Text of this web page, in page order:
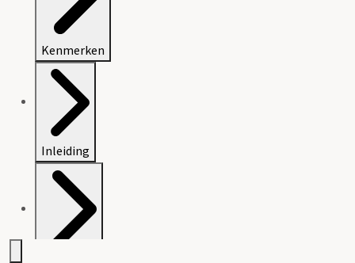
Kenmerken
Inleiding